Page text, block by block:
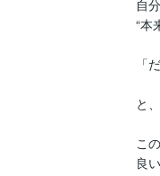
自
“本
「
と
こ
良